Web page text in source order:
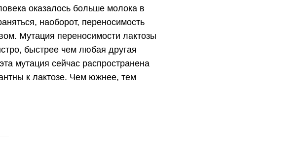
оказалось больше молока в
наоборот, переносимость
Мутация переносимости лактозы
быстрее чем любая другая
мутация сейчас распространена
к лактозе. Чем южнее, тем